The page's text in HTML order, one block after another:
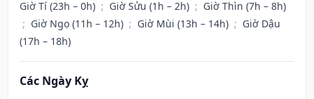
Giờ Tí (23h – 0h) ; Giờ Sửu (1h – 2h) ; Giờ Thìn (7h – 8h)
; Giờ Ngọ (11h – 12h) ; Giờ Mùi (13h – 14h) ; Giờ Dậu
(17h – 18h)
Các Ngày Kỵ